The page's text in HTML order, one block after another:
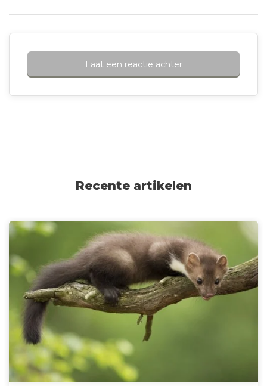
Laat een reactie achter
Recente artikelen